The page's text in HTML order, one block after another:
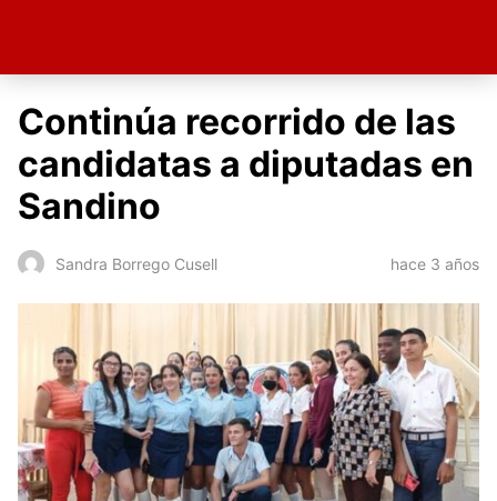
Continúa recorrido de las
candidatas a diputadas en
Sandino
Sandra Borrego Cusell hace 3 años